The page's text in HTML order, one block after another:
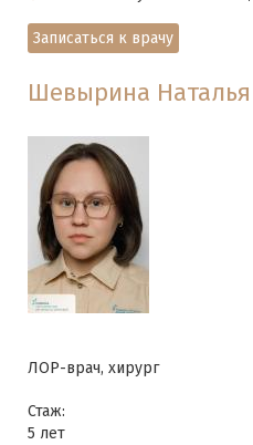
Записаться к врачу
Шевырина Наталья
ЛОР-врач, хирург
Стаж:
5 лет